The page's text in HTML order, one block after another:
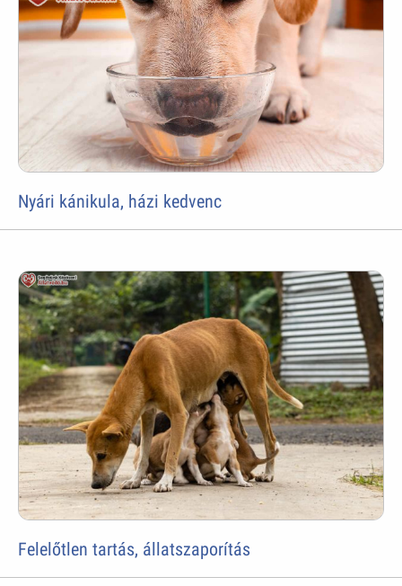
Nyári kánikula, házi kedvenc
Felelőtlen tartás, állatszaporítás